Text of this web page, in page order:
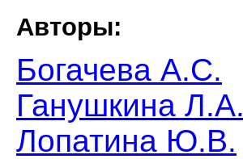
Авторы:
Богачева А.С.
Ганушкина Л.А.
Лопатина Ю.В.